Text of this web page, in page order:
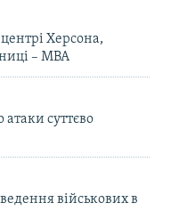
Херсона,
– МВА
суттєво
військових в